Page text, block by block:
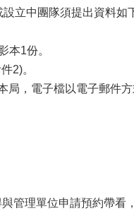
立中團隊須提出資料如
本1份。
2)。
，電子檔以電子郵件方
管理單位申請預約帶看